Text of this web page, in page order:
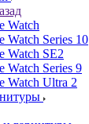
Watch
Watch Series 10
Watch SE2
Watch Series 9
Watch Ultra 2